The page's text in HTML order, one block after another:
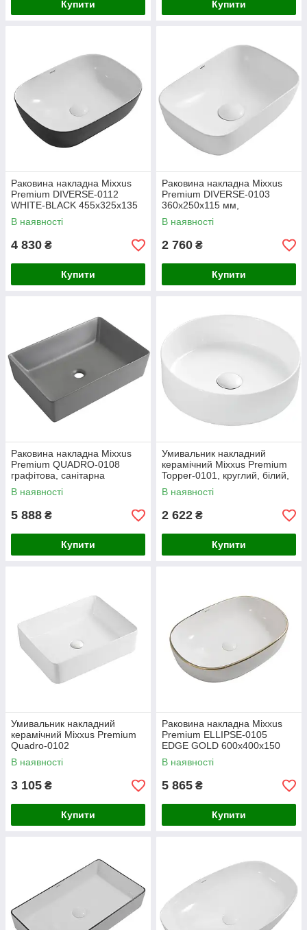
Купити Купити
Раковина накладна Mixxus
Premium DIVERSE-0112
WHITE-BLACK 455х325х135
мм (MP6542)
В наявності
4 830 ₴
Купити
Раковина накладна Mixxus
Premium DIVERSE-0103
360х250х115 мм,
прямокутна, глянцева
(MP6539)
В наявності
2 760 ₴
Купити
Раковина накладна Mixxus
Premium QUADRO-0108
графітова, санітарна
порцеляна, матова поверхня
В наявності
5 888 ₴
Купити
Умивальник накладний
керамічний Mixxus Premium
Topper-0101, круглий, білий,
355x355x120 мм (MP6489)
В наявності
2 622 ₴
Купити
Умивальник накладний
керамічний Mixxus Premium
Quadro-0102
520x410x130mm (MP6488) з
прямокутною формою та
В наявності
3 105 ₴
Купити
Раковина накладна Mixxus
Premium ELLIPSE-0105
EDGE GOLD 600х400х150
мм, овальна, білий із золотим
(MP6564)
В наявності
5 865 ₴
Купити